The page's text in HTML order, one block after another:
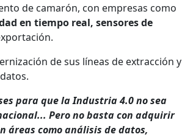
de camarón, con empresas como
en tiempo real, sensores de
de sus líneas de extracción y
para que la Industria 4.0 no sea
Pero no basta con adquirir
áreas como análisis de datos,